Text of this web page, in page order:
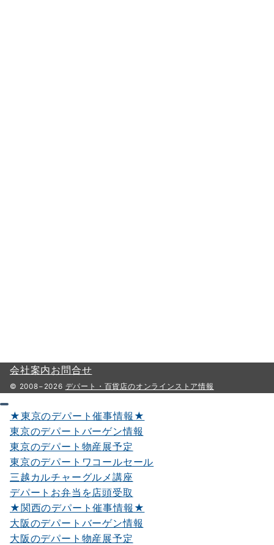
会社案内お問合せ
© 2008−2026 デパート・百貨店のオンラインストア情報
★東京のデパート催事情報★
東京のデパートバーゲン情報
東京のデパート物産展予定
東京のデパートワコールセール
三越カルチャーグルメ講座
デパートお弁当を店頭受取
★関西のデパート催事情報★
大阪のデパートバーゲン情報
大阪のデパート物産展予定